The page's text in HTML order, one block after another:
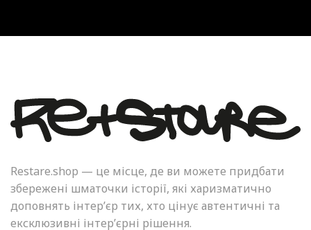
Restare.shop — це місце, де ви можете придбати
збережені шматочки історії, які харизматично
доповнять інтер’єр тих, хто цінує автентичні та
ексклюзивні інтер’єрні рішення.